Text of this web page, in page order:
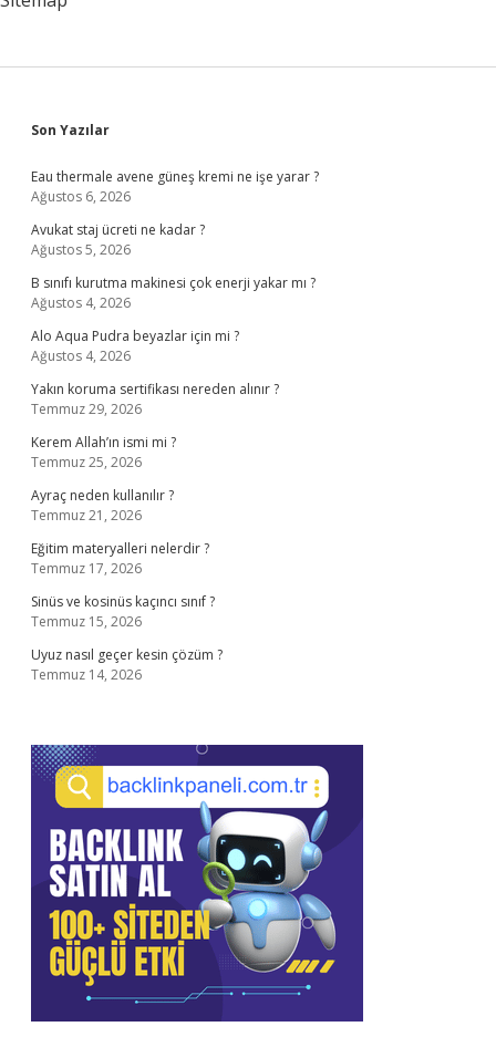
Sidebar
Son Yazılar
Eau thermale avene güneş kremi ne işe yarar ?
Ağustos 6, 2026
Avukat staj ücreti ne kadar ?
Ağustos 5, 2026
B sınıfı kurutma makinesi çok enerji yakar mı ?
Ağustos 4, 2026
Alo Aqua Pudra beyazlar için mi ?
Ağustos 4, 2026
Yakın koruma sertifikası nereden alınır ?
Temmuz 29, 2026
Kerem Allah’ın ismi mi ?
Temmuz 25, 2026
Ayraç neden kullanılır ?
Temmuz 21, 2026
Eğitim materyalleri nelerdir ?
Temmuz 17, 2026
Sinüs ve kosinüs kaçıncı sınıf ?
Temmuz 15, 2026
Uyuz nasıl geçer kesin çözüm ?
Temmuz 14, 2026